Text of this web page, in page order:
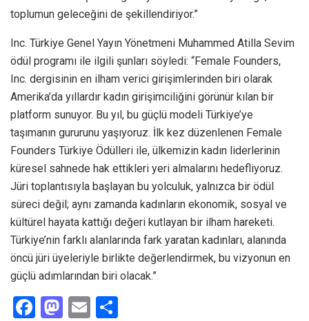
toplumun geleceğini de şekillendiriyor.”
Inc. Türkiye Genel Yayın Yönetmeni Muhammed Atilla Sevim
ödül programı ile ilgili şunları söyledi: “Female Founders,
Inc. dergisinin en ilham verici girişimlerinden biri olarak
Amerika’da yıllardır kadın girişimciliğini görünür kılan bir
platform sunuyor. Bu yıl, bu güçlü modeli Türkiye’ye
taşımanın gururunu yaşıyoruz. İlk kez düzenlenen Female
Founders Türkiye Ödülleri ile, ülkemizin kadın liderlerinin
küresel sahnede hak ettikleri yeri almalarını hedefliyoruz.
Jüri toplantısıyla başlayan bu yolculuk, yalnızca bir ödül
süreci değil; aynı zamanda kadınların ekonomik, sosyal ve
kültürel hayata kattığı değeri kutlayan bir ilham hareketi.
Türkiye’nin farklı alanlarında fark yaratan kadınları, alanında
öncü jüri üyeleriyle birlikte değerlendirmek, bu vizyonun en
güçlü adımlarından biri olacak.”
F
M E